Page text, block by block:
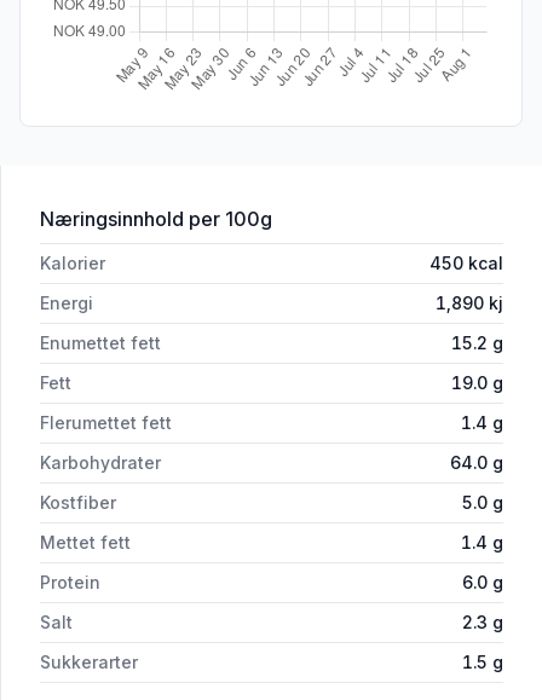
Næringsinnhold for 'Snack Chips 180g Kims'
per 100g
Kalorier 450 kcal
Energi
1,890 kj
Enumettet fett
15.2 g
Fett
19.0 g
Flerumettet fett
1.4 g
Karbohydrater
64.0 g
Kostfiber
5.0 g
Mettet fett
1.4 g
Protein
6.0 g
Salt
2.3 g
Sukkerarter
1.5 g